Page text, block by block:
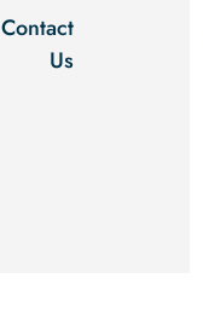
Contact
Us